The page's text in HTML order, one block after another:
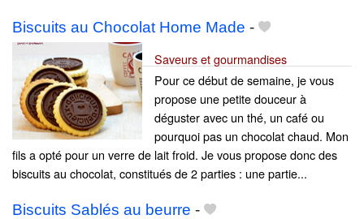
Biscuits au Chocolat Home Made -
Saveurs et gourmandises
Pour ce début de semaine, je vous
propose une petite douceur à
déguster avec un thé, un café ou
pourquoi pas un chocolat chaud. Mon
fils a opté pour un verre de lait froid. Je vous propose donc des
biscuits au chocolat, constitués de 2 parties : une partie...
Biscuits Sablés au beurre -